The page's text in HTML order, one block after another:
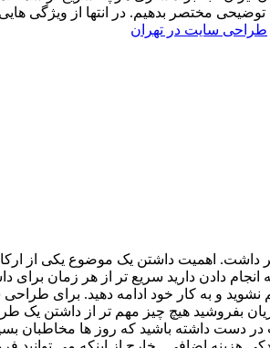
توضیحی مختصر بدهیم. در انتها از
طراحی سایت در تهران
اهمیت داشتن یک موضوع یکی از
دادن دارید سریع تر از هر زمان برای
به کار خود ادامه دهید. برای طراحی
بفروشید هیچ چیز مهم تر از داشتن
دست داشته باشید که روز ها مخاطبان